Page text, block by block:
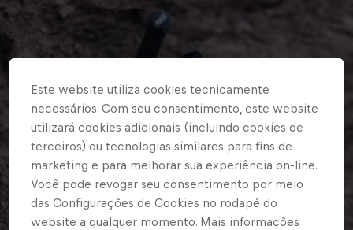
Este website utiliza cookies tecnicamente
necessários. Com seu consentimento, este website
utilizará cookies adicionais (incluindo cookies de
terceiros) ou tecnologias similares para fins de
marketing e para melhorar sua experiência on-line.
Você pode revogar seu consentimento por meio
das Configurações de Cookies no rodapé do
website a qualquer momento. Mais informações